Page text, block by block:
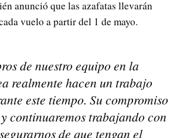
anunció que las azafatas llevarán
vuelo a partir del 1 de mayo.
de nuestro equipo en la
realmente hacen un trabajo
este tiempo. Su compromiso
continuaremos trabajando con
de que tengan el